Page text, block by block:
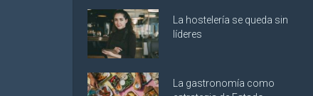
La hostelería se queda sin
líderes
La gastronomía como